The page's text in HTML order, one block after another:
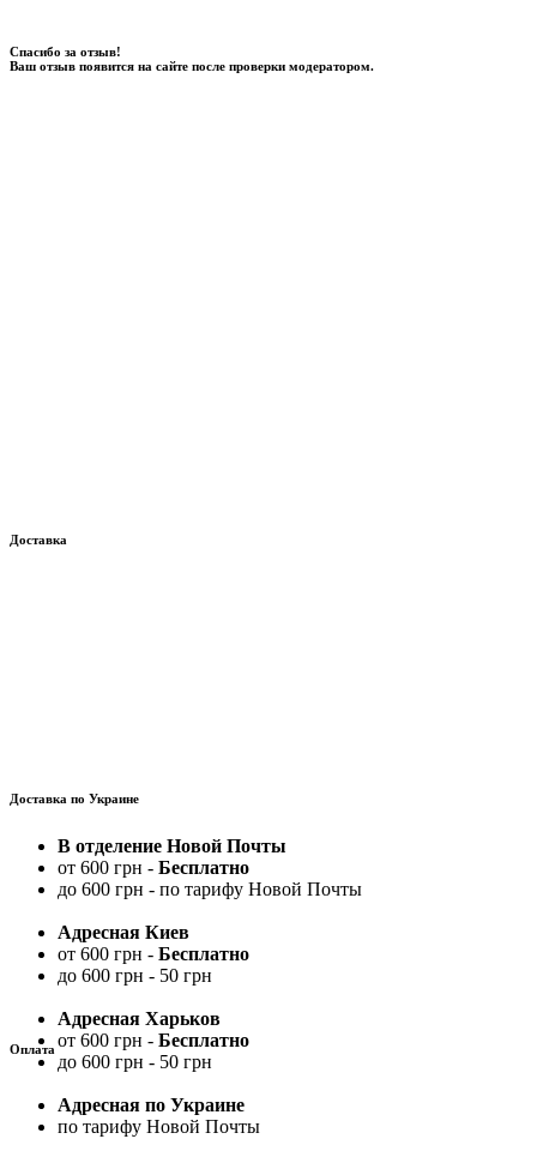
Спасибо за отзыв!
Ваш отзыв появится на сайте после проверки модератором.
Доставка
Доставка по Украине
В отделение Новой Почты
от 600 грн - Бесплатно
до 600 грн - по тарифу Новой Почты
Адресная Киев
от 600 грн - Бесплатно
до 600 грн - 50 грн
Адресная Харьков
от 600 грн - Бесплатно
до 600 грн - 50 грн
Адресная по Украине
по тарифу Новой Почты
Оплата